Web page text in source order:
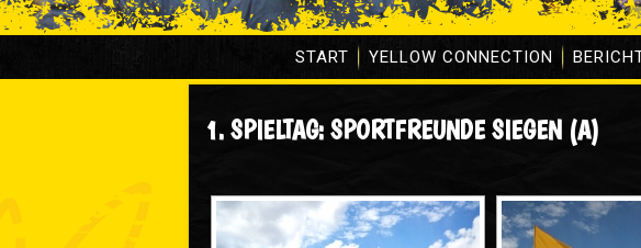
START YELLOW CONNECTION
1. SPIELTAG: SPORTFREUNDE SIEGEN (A)